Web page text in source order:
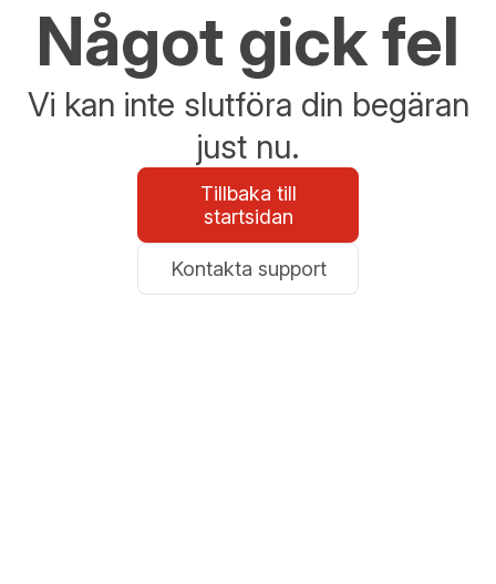
Något gick fel
Vi kan inte slutföra din begäran
just nu.
Tillbaka till
startsidan
Kontakta support